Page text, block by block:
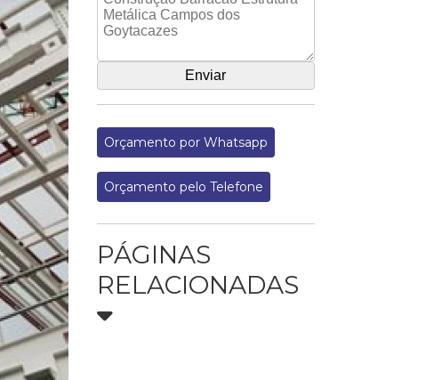
Orçamento por Whatsapp
Orçamento pelo Telefone
PÁGINAS
RELACIONADAS